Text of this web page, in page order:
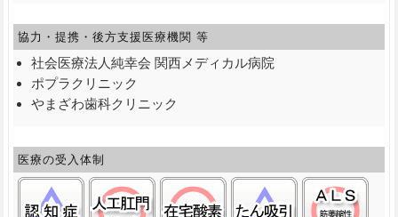
協力・提携・後方支援 医療機関 等
社会医療法人純幸会 関西メディカル病院
ポプラクリニック
やまざわ歯科クリニック
医療の受入体制
認知症:△ ストーマ(人工肛門):○
在宅酸素:○ たん吸引:△筋